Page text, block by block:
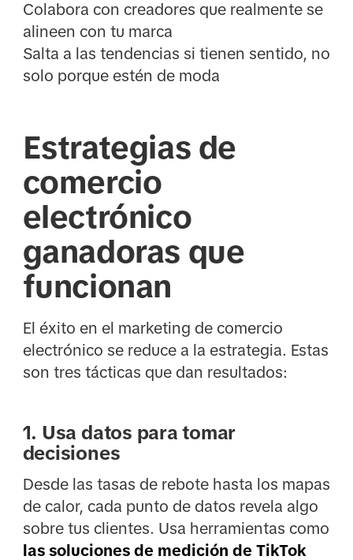
Colabora con creadores que realmente se
alineen con tu marca
Salta a las tendencias si tienen sentido, no
solo porque estén de moda
Estrategias de
comercio
electrónico
ganadoras que
funcionan
El éxito en el marketing de comercio
electrónico se reduce a la estrategia. Estas
son tres tácticas que dan resultados:
1. Usa datos para tomar
decisiones
Desde las tasas de rebote hasta los mapas
de calor, cada punto de datos revela algo
sobre tus clientes. Usa herramientas como
las soluciones de medición de TikTok